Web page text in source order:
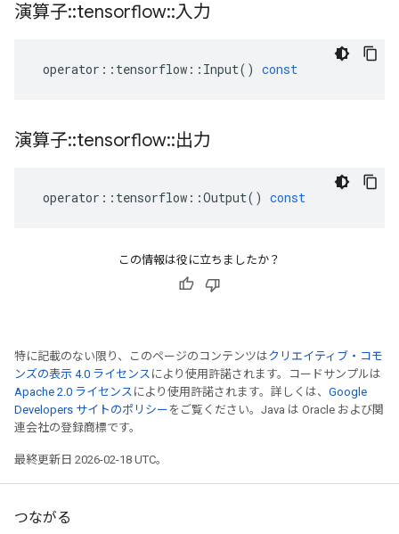
演算子::tensorflow::入力
operator :: tensorflow :: Input() const
演算子::tensorflow::出力
operator :: tensorflow ::Output() const
この情報は役に立ちましたか？
特に記載のない限り、このページのコンテンツはクリエイティブ・コモ
ンズの表示 4.0 ライセンス により使用許諾されます。コードサンプルは
Apache 2.0 ライセンス により使用許諾されます。詳しくは、 Google
Developers サイトのポリシー をご覧ください。Java は Oracle および関
連会社の登録商標です。
最終更新日 2026-02-18 UTC。
つながる